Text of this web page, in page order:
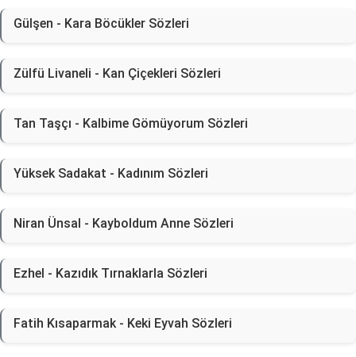
Gülşen - Kara Böcükler Sözleri
Zülfü Livaneli - Kan Çiçekleri Sözleri
Tan Taşçı - Kalbime Gömüyorum Sözleri
Yüksek Sadakat - Kadınım Sözleri
Niran Ünsal - Kayboldum Anne Sözleri
Ezhel - Kazıdık Tırnaklarla Sözleri
Fatih Kısaparmak - Keki Eyvah Sözleri